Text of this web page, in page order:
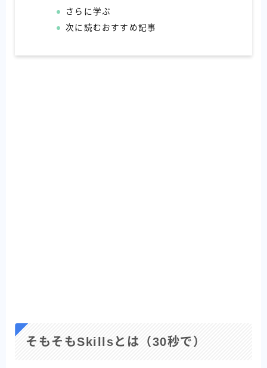
さらに学ぶ
次に読むおすすめ記事
そもそもSkillsとは（30秒で）